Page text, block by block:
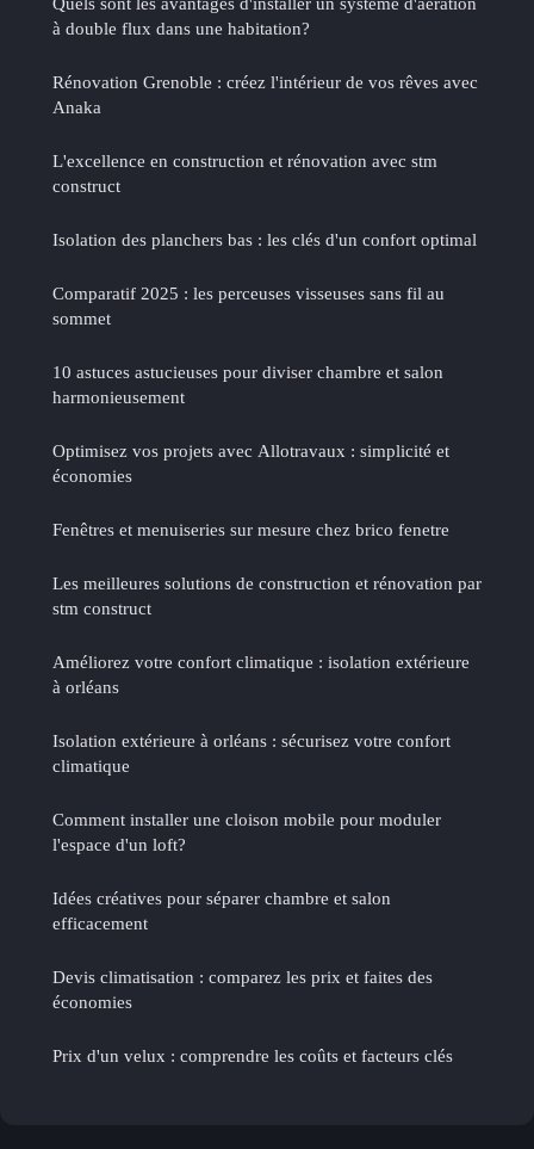
à double flux dans une habitation?
Rénovation Grenoble : créez l'intérieur de vos rêves avec
Anaka
L'excellence en construction et rénovation avec stm
construct
Isolation des planchers bas : les clés d'un confort optimal
Comparatif 2025 : les perceuses visseuses sans fil au
sommet
10 astuces astucieuses pour diviser chambre et salon
harmonieusement
Optimisez vos projets avec Allotravaux : simplicité et
économies
Fenêtres et menuiseries sur mesure chez brico fenetre
Les meilleures solutions de construction et rénovation par
stm construct
Améliorez votre confort climatique : isolation extérieure
à orléans
Isolation extérieure à orléans : sécurisez votre confort
climatique
Comment installer une cloison mobile pour moduler
l'espace d'un loft?
Idées créatives pour séparer chambre et salon
efficacement
Devis climatisation : comparez les prix et faites des
économies
Prix d'un velux : comprendre les coûts et facteurs clés